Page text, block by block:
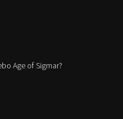
Age of Sigmar?